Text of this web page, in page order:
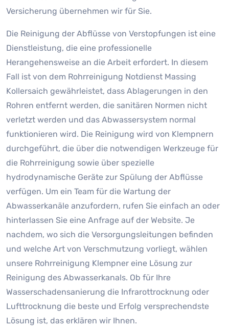
Versicherung übernehmen wir für Sie.
Die Reinigung der Abflüsse von Verstopfungen ist eine
Dienstleistung, die eine professionelle
Herangehensweise an die Arbeit erfordert. In diesem
Fall ist von dem Rohrreinigung Notdienst Massing
Kollersaich gewährleistet, dass Ablagerungen in den
Rohren entfernt werden, die sanitären Normen nicht
verletzt werden und das Abwassersystem normal
funktionieren wird. Die Reinigung wird von Klempnern
durchgeführt, die über die notwendigen Werkzeuge für
die Rohrreinigung sowie über spezielle
hydrodynamische Geräte zur Spülung der Abflüsse
verfügen. Um ein Team für die Wartung der
Abwasserkanäle anzufordern, rufen Sie einfach an oder
hinterlassen Sie eine Anfrage auf der Website. Je
nachdem, wo sich die Versorgungsleitungen befinden
und welche Art von Verschmutzung vorliegt, wählen
unsere Rohrreinigung Klempner eine Lösung zur
Reinigung des Abwasserkanals. Ob für Ihre
Wasserschadensanierung die Infrarottrocknung oder
Lufttrocknung die beste und Erfolg versprechendste
Lösung ist, das erklären wir Ihnen.